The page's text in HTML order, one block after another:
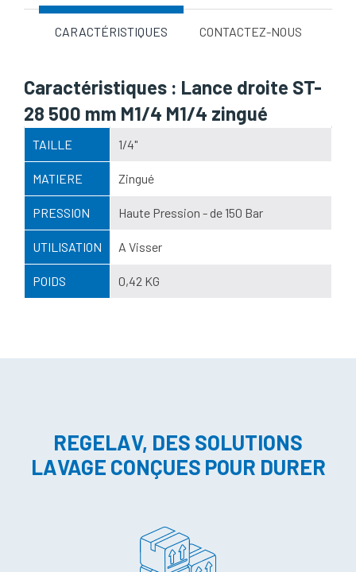
CARACTÉRISTIQUES CONTACTEZ-NOUS
Caractéristiques : Lance droite ST-
28 500 mm M1/4 M1/4 zingué
TAILLE 1/4"
MATIERE Zingué
PRESSION Haute Pression - de 150 Bar
UTILISATION A Visser
POIDS 0,42 KG
REGELAV, DES SOLUTIONS
LAVAGE CONÇUES POUR DURER